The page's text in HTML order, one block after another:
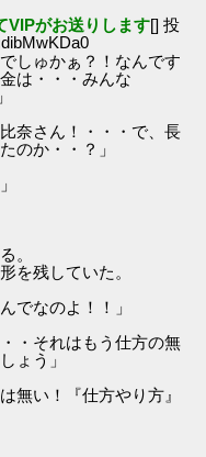
VIPがお送りします[] 投
しゅかぁ？！なんです
は・・・みんな
奈さん！・・・で、長
のか・・？」
。
を残していた。
でなのよ！！」
・それはもう仕方の無
ょう」
無い！『仕方やり方』